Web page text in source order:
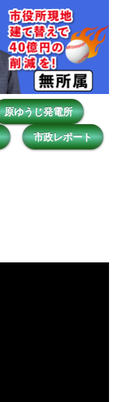
原ゆうじ発電所
市政レポート